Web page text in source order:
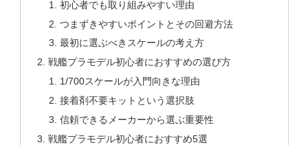
初心者でも取り組みやすい理由
つまずきやすいポイントとその回避方法
最初に選ぶべきスケールの考え方
戦艦プラモデル初心者におすすめの選び方
1/700スケールが入門向きな理由
接着剤不要キットという選択肢
信頼できるメーカーから選ぶ重要性
戦艦プラモデル初心者におすすめ5選